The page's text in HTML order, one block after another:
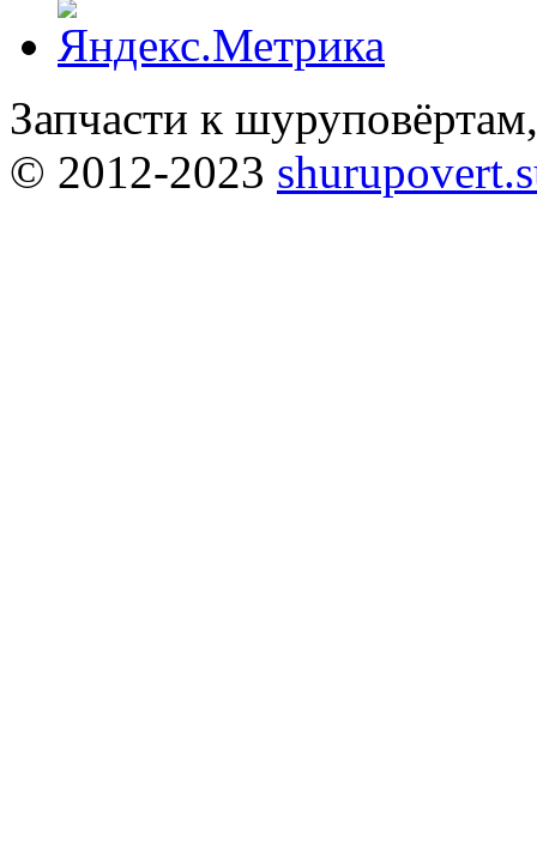
Запчасти к
© 2012-2023